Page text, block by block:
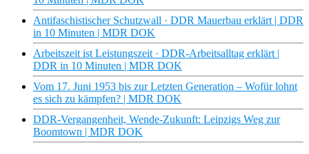
Antifaschistischer Schutzwall · DDR Mauerbau erklärt | DDR
in 10 Minuten | MDR DOK
Arbeitszeit ist Leistungszeit · DDR-Arbeitsalltag erklärt |
DDR in 10 Minuten | MDR DOK
Vom 17. Juni 1953 bis zur Letzten Generation – Wofür lohnt
es sich zu kämpfen? | MDR DOK
DDR-Vergangenheit, Wende-Zukunft: Leipzigs Weg zur
Boomtown | MDR DOK